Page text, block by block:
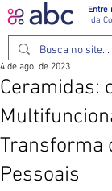
Entre
da
Ceramidas:
Transforma
Pessoais
4 de ago. de 2023